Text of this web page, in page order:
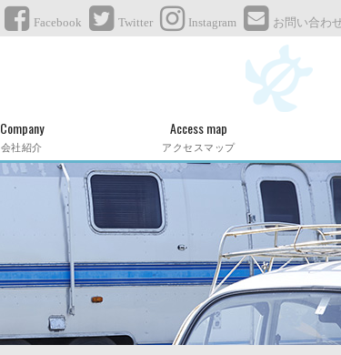
Facebook Twitter Instagram お問い合わ
Company
会社紹介
Access map
アクセスマップ